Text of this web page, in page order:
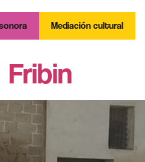
Mediación cultural